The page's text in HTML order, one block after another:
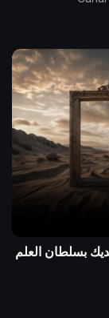
بسلطان العلم